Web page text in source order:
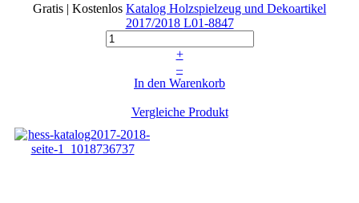
Gratis | Kostenlos Katalog Holzspielzeug und Dekoartikel
2017/2018 L01-8847
+
–
In den Warenkorb
Vergleiche Produkt